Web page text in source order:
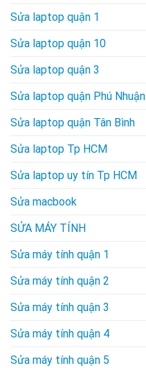
Sửa laptop quận 1
Sửa laptop quận 10
Sửa laptop quận 3
Sửa laptop quận Phú Nhuận
Sửa laptop quận Tân Bình
Sửa laptop Tp HCM
Sửa laptop uy tín Tp HCM
Sửa macbook
SỬA MÁY TÍNH
Sửa máy tính quận 1
Sửa máy tính quận 2
Sửa máy tính quận 3
Sửa máy tính quận 4
Sửa máy tính quận 5